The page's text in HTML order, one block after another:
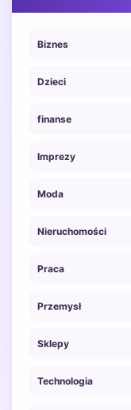
Biznes
Dzieci
finanse
Imprezy
Moda
Nieruchomości
Praca
Przemysł
Sklepy
Technologia